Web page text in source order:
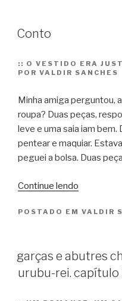
urubu-
rei.
11”
Conto
:: O VESTIDO ERA
POR VALDIR SANCHES
Minha amiga perguntou,
roupa? Duas peças,
leve e uma saia iam
pentear e maquiar.
peguei a bolsa. Duas
Continue lendo
POSTADO EM VALDIR
garças e abutres
urubu-rei. capítulo